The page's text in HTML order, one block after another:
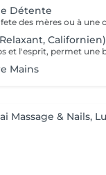
Détente
Californien)
Mains